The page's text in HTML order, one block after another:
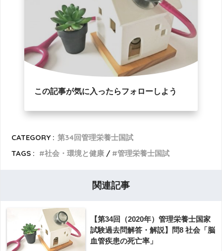
この記事が気に入ったらフォローしよう
CATEGORY : 第34回管理栄養士国試
TAGS :
社会・環境と健康 管理栄養士国試
関連記事
【第34回（2020年）管理栄養士国家
試験過去問解答・解説】問8 社会「脳
血管疾患の死亡率」